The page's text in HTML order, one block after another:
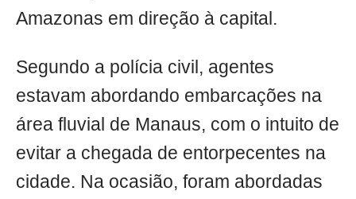
Amazonas em direção à capital.
Segundo a polícia civil, agentes
estavam abordando embarcações na
área fluvial de Manaus, com o intuito de
evitar a chegada de entorpecentes na
cidade. Na ocasião, foram abordadas